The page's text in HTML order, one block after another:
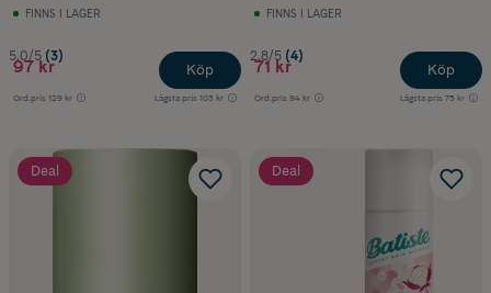
FINNS I LAGER
5.0/5 (3)
97 kr
Ord.pris 129 kr Lägsta pris 103 kr
Köp
FINNS I LAGER
2.8/5 (4)
71 kr
Ord.pris 94 kr Lägsta pris 75 kr
Köp
Deal Deal